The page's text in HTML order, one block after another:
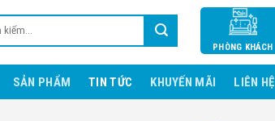
PHÒNG KHÁCH
SẢN PHẨM TIN TỨC KHUYẾN MÃI LIÊN HỆ